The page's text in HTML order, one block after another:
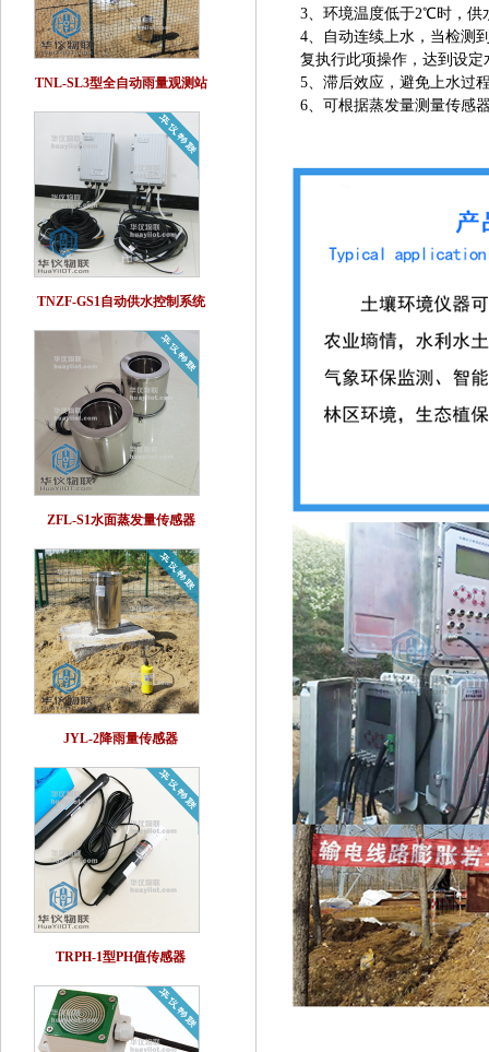
3、环境温度低于2℃时，供
4、自动连续上水，当检测
复执行此项操作，达到设
5、滞后效应，避免上水过
6、可根据蒸发量测量传感
TNL-SL3型全自动雨量观测站
TNZF-GS1自动供水控制系统
ZFL-S1水面蒸发量传感器
JYL-2降雨量传感器
TRPH-1型PH值传感器